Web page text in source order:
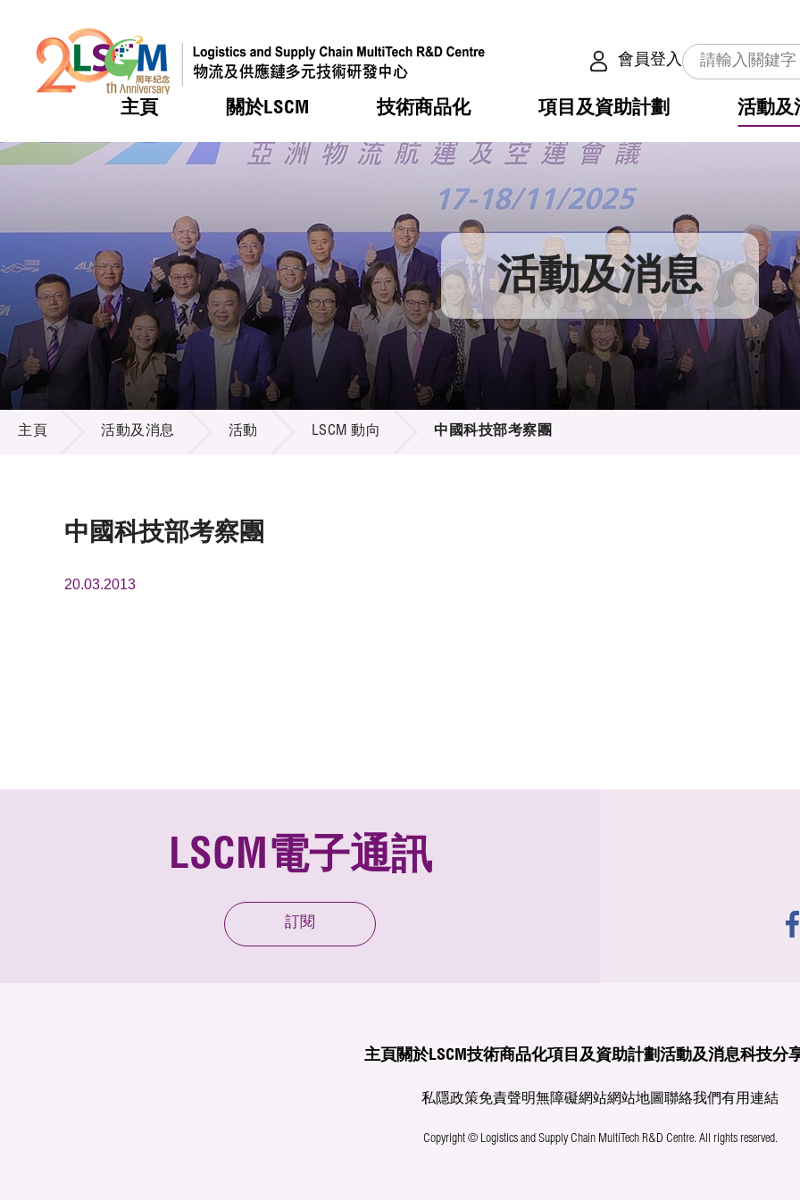
會員登入
主頁 關於LSCM
熱門 機構簡介
組織架構
組織架構
董事局
研究顧問
招標通告
技術商品化
熱門 服務
可獲授權之技術
應用於公共服務之創新技術
重點項目
項目及資助計劃
熱門 合作計劃
資助計劃
資助計劃
稅務優惠
申請
評審
徵求研發項目計劃書
項目資料庫
活動及
熱門 活動
獎項
新聞中心
媒體報導
新聞稿
資訊中心
多媒體
出版刊物
熱門 會籍及服務
會員列表
會員登入 活動及消息
活動及消息
主頁 活動及消息 活動 LSCM 動向 中國科技部考察團
中國科技部考察團
20.03.2013
LSCM電子通訊
訂閱
主頁關於LSCM技術商品化項目及資助計劃活動及消息科技分
私隱政策免責聲明無障礙網站網站地圖聯絡我們有用連結
Copyright © Logistics and Supply Chain MultiTech R&D Centre. All rights reserved.